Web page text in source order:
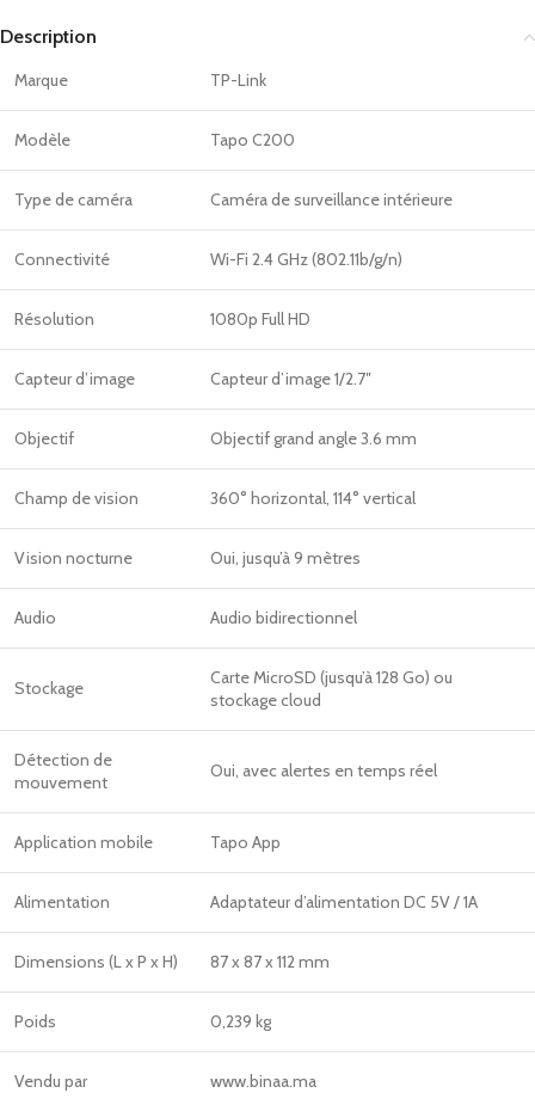
Description
Marque TP-Link
Modèle Tapo C200
Type de caméra Caméra de surveillance intérieure
Connectivité Wi-Fi 2.4 GHz (802.11b/g/n)
Résolution 1080p Full HD
Capteur d’image Capteur d’image 1/2.7″
Objectif Objectif grand angle 3.6 mm
Champ de vision 360° horizontal, 114° vertical
Vision nocturne Oui, jusqu’à 9 mètres
Audio Audio bidirectionnel
Stockage
Carte MicroSD (jusqu’à 128 Go) ou
stockage cloud
Détection de
mouvement
Oui, avec alertes en temps réel
Application mobile Tapo App
Alimentation Adaptateur d’alimentation DC 5V / 1A
Dimensions (L x P x H) 87 x 87 x 112 mm
Poids 0,239 kg
Vendu par www.binaa.ma